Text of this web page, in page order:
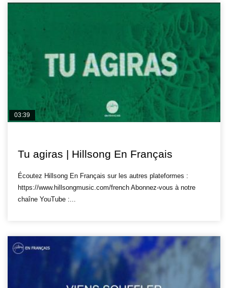
03:39
Tu agiras | Hillsong En Français
Écoutez Hillsong En Français sur les autres plateformes :
https://www.hillsongmusic.com/french Abonnez-vous à notre
chaîne YouTube :...